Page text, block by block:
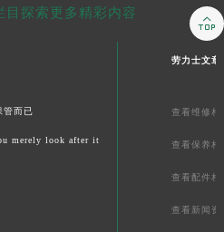
目探索更多精彩内容
管而已
merely look after it
劳力士文章
查看维修相
查看保养相
查看配件相
查看新闻资
